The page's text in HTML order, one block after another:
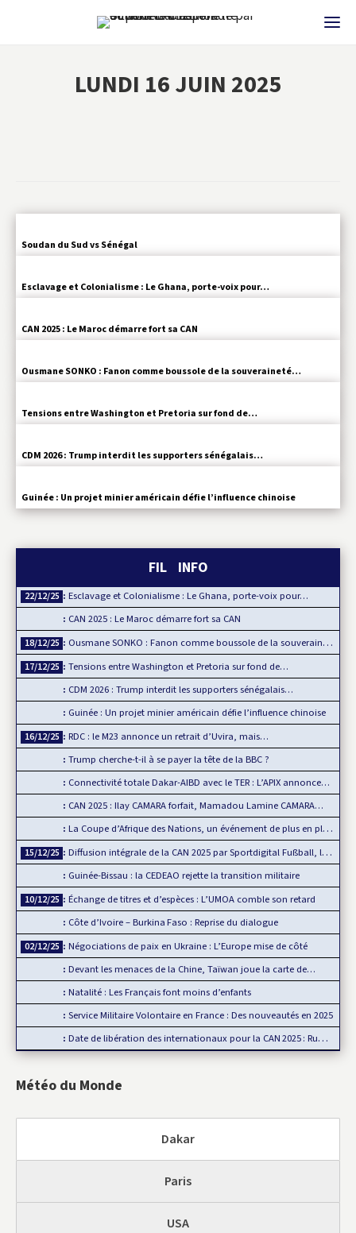
LUNDI 16 JUIN 2025
Soudan du Sud vs Sénégal
Esclavage et Colonialisme : Le Ghana, porte-voix pour…
CAN 2025 : Le Maroc démarre fort sa CAN
Ousmane SONKO : Fanon comme boussole de la souveraineté…
Tensions entre Washington et Pretoria sur fond de…
CDM 2026 : Trump interdit les supporters sénégalais…
Guinée : Un projet minier américain défie l’influence chinoise
FIL INFO
22/12/25
Esclavage et Colonialisme : Le Ghana, porte-voix pour…
CAN 2025 : Le Maroc démarre fort sa CAN
18/12/25 Ousmane SONKO : Fanon comme boussole de la souveraineté…
17/12/25
Tensions entre Washington et Pretoria sur fond de…
CDM 2026 : Trump interdit les supporters sénégalais…
Guinée : Un projet minier américain défie l’influence chinoise
16/12/25
RDC : le M23 annonce un retrait d’Uvira, mais…
Trump cherche-t-il à se payer la tête de la BBC ?
Connectivité totale Dakar-AIBD avec le TER : L’APIX annonce…
CAN 2025 : Ilay CAMARA forfait, Mamadou Lamine CAMARA…
La Coupe d’Afrique des Nations, un événement de plus en plus…
15/12/25
Diffusion intégrale de la CAN 2025 par Sportdigital Fußball, le…
Guinée-Bissau : la CEDEAO rejette la transition militaire
10/12/25
Échange de titres et d’espèces : L’UMOA comble son retard
Côte d’Ivoire – Burkina Faso : Reprise du dialogue
02/12/25
Négociations de paix en Ukraine : L’Europe mise de côté
Devant les menaces de la Chine, Taïwan joue la carte de…
Natalité : Les Français font moins d’enfants
Service Militaire Volontaire en France : Des nouveautés en 2025
Date de libération des internationaux pour la CAN 2025 : Rumeur ou…
Météo du Monde
Dakar
Paris
USA